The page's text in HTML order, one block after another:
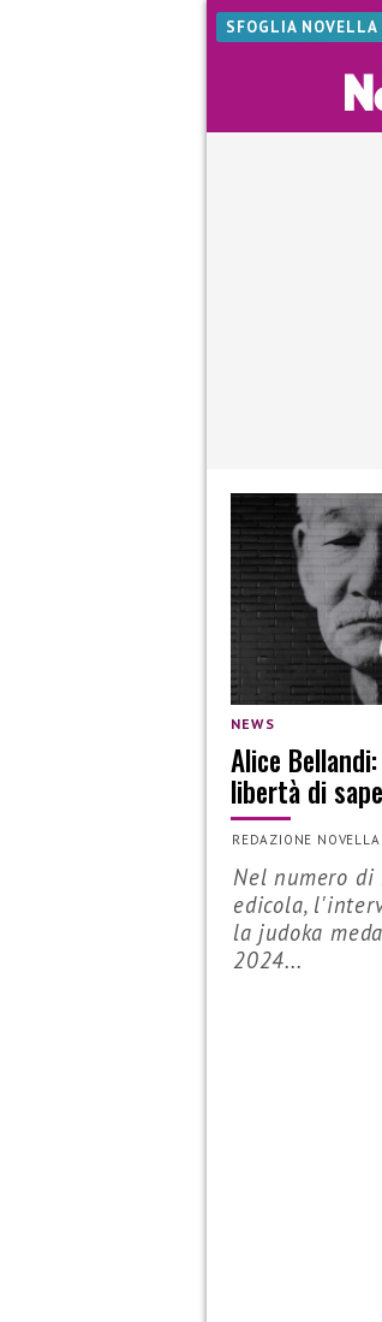
SFOGLIA
NEWS
Alice
libertà di
REDAZIONE
Nel numero
edicola,
la judoka
2024...